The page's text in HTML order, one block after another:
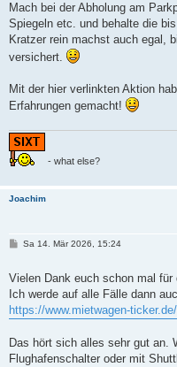
Mach bei der Abholung am
Spiegeln etc. und behalte die
Kratzer rein machst auch egal,
versichert.
Mit der hier verlinkten Aktion
Erfahrungen gemacht!
- what else?
Joachim
B
t
r
a
g
Sa 14. Mär 2026, 15:24
Vielen Dank euch schon mal für
Ich werde auf alle Fälle dann
https://www.mietwagen-
Das hört sich alles sehr gut an.
Flughafenschalter oder mit